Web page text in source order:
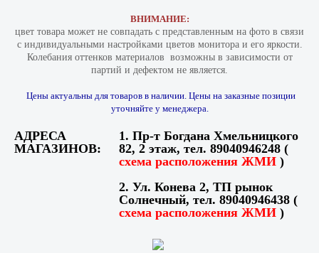
ВНИМАНИЕ:
цвет товара может не совпадать с представленным на фото в связи
с индивидуальными настройками цветов монитора и его яркости.
Колебания оттенков материалов​ ​ возможны в зависимости от
партий и дефектом не является.
Цены актуальны для товаров в наличии. Цены на заказные позиции
уточняйте у менеджера.
АДРЕСА
МАГАЗИНОВ:
1. Пр-т Богдана Хмельницкого
82, 2 этаж, тел. 89040946248 (
схема расположения ЖМИ )
2. Ул. Конева 2, ТП рынок
Солнечный, тел. 89040946438 (
схема расположения ЖМИ )